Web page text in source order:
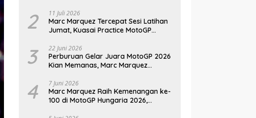
2 11 Juli 2026
Marc Marquez Tercepat Sesi Latihan
Jumat, Kuasai Practice MotoGP
3 22 Juni 2026
Perburuan Gelar Juara MotoGP 2026
Kian Memanas, Marc Marquez
4 7 Juni 2026
Marc Marquez Raih Kemenangan ke-
100 di MotoGP Hungaria 2026,